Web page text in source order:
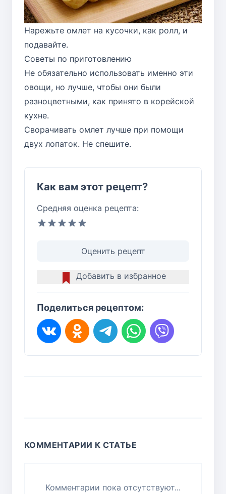
Нарежьте омлет на кусочки, как ролл, и
подавайте.
Советы по приготовлению
Не обязательно использовать именно эти
овощи, но лучше, чтобы они были
разноцветными, как принято в корейской
кухне.
Сворачивать омлет лучше при помощи
двух лопаток. Не спешите.
Как вам этот рецепт?
Средняя оценка рецепта:
Оценить рецепт
Добавить в избранное
Поделиться рецептом:
КОММЕНТАРИИ К СТАТЬЕ
Комментарии пока отсутствуют...